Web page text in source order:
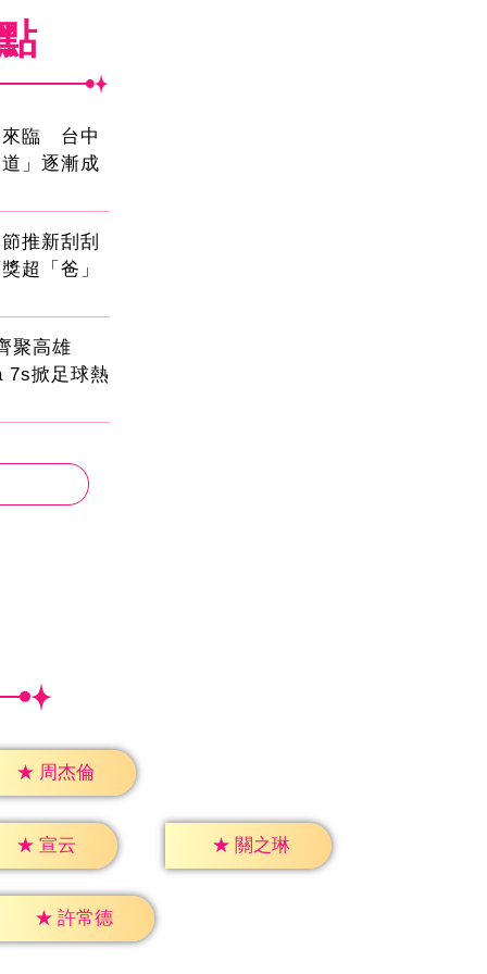
來臨 台中
」逐漸成
推新刮刮
超「爸」
聚高雄
7s掀足球熱
★ 周杰倫
★ 宣云 ★ 關之琳
★ 許常德